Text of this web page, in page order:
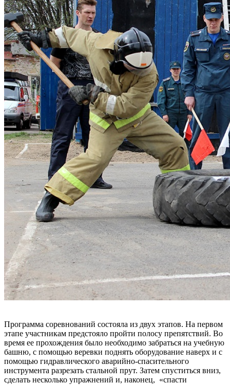
Программа соревнований состояла из двух этапов. На первом
этапе участникам предстояло пройти полосу препятствий. Во
время ее прохождения было необходимо забраться на учебную
башню, с помощью веревки поднять оборудование наверх и с
помощью гидравлического аварийно-спасительного
инструмента разрезать стальной прут. Затем спуститься вниз,
сделать несколько упражнений и, наконец, «спасти